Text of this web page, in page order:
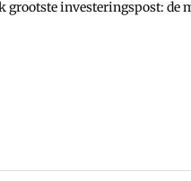
grootste investeringspost: de